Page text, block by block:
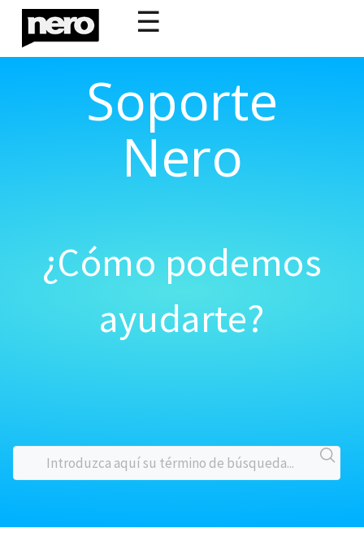
☰
Soporte
Nero
¿Cómo podemos
ayudarte?